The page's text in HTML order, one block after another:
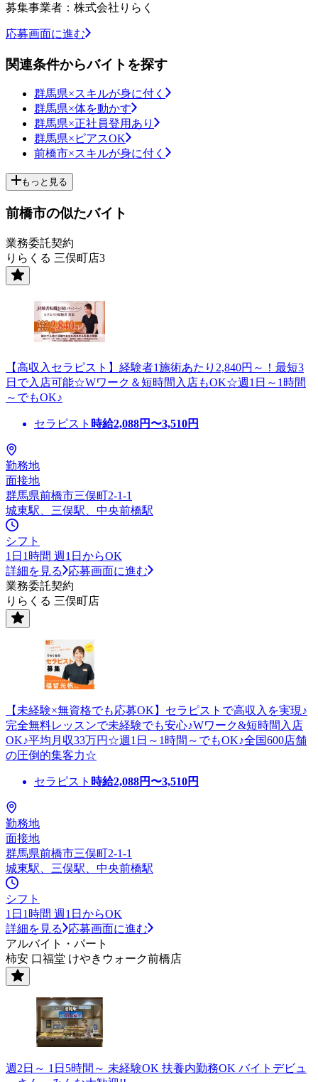
募集事業者：株式会社りらく
応募画面に進む
関連条件からバイトを探す
群馬県×スキルが身に付く
群馬県×体を動かす
群馬県×正社員登用あり
群馬県×ピアスOK
前橋市×スキルが身に付く
もっと見る
前橋市の似たバイト
業務委託契約
りらくる 三俣町店3
【高収入セラピスト】経験者1施術あたり2,840円～！最短3
日で入店可能☆Wワーク＆短時間入店もOK☆週1日～1時間
～でもOK♪
セラピスト 時給2,088円〜3,510円
勤務地
面接地
群馬県前橋市三俣町2-1-1
城東駅、三俣駅、中央前橋駅
シフト
1日1時間 週1日からOK
詳細を見る
応募画面に進む
業務委託契約
りらくる 三俣町店
【未経験×無資格でも応募OK】セラピストで高収入を実現♪
完全無料レッスンで未経験でも安心♪Wワーク&短時間入店
OK♪平均月収33万円☆週1日～1時間～でもOK♪全国600店舗
の圧倒的集客力☆
セラピスト 時給2,088円〜3,510円
勤務地
面接地
群馬県前橋市三俣町2-1-1
城東駅、三俣駅、中央前橋駅
シフト
1日1時間 週1日からOK
詳細を見る
応募画面に進む
アルバイト・パート
柿安 口福堂 けやきウォーク前橋店
週2日～ 1日5時間～ 未経験OK 扶養内勤務OK バイトデビュ